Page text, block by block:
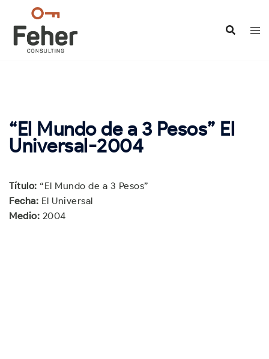
contenido
“El Mundo de a 3 Pesos” El
Universal-2004
Título: “El Mundo de a 3 Pesos”
Fecha: El Universal
Medio: 2004